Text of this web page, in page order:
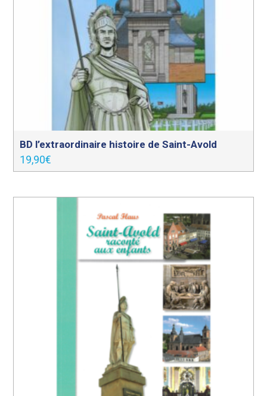
BD l’extraordinaire histoire de Saint-Avold
19,90€